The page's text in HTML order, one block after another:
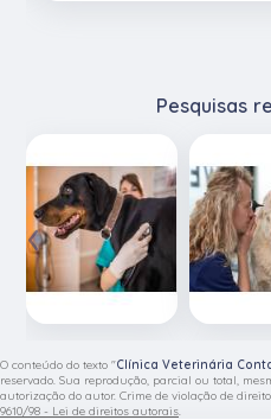
Pesquisas
‹
O conteúdo do texto "Clínica Veterinária
reservado. Sua reprodução, parcial ou total,
autorização do autor. Crime de violação de
9610/98 - Lei de direitos autorais.